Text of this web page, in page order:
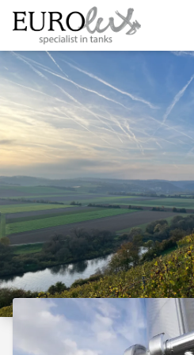
Kontakt